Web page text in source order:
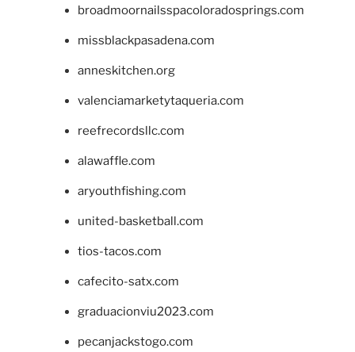
broadmoornailsspacoloradosprings.com
missblackpasadena.com
anneskitchen.org
valenciamarketytaqueria.com
reefrecordsllc.com
alawaffle.com
aryouthfishing.com
united-basketball.com
tios-tacos.com
cafecito-satx.com
graduacionviu2023.com
pecanjackstogo.com